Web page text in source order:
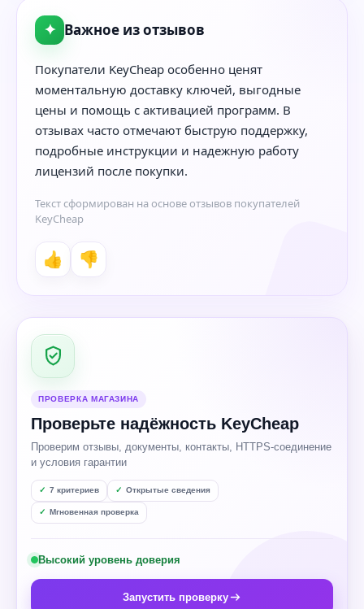
✦ Важное из отзывов
Покупатели KeyCheap особенно ценят
моментальную доставку ключей, выгодные
цены и помощь с активацией программ. В
отзывах часто отмечают быструю поддержку,
подробные инструкции и надежную работу
лицензий после покупки.
Текст сформирован на основе отзывов покупателей
KeyCheap
👍 👎
ПРОВЕРКА МАГАЗИНА
Проверьте надёжность KeyCheap
Проверим отзывы, документы, контакты, HTTPS-соединение
и условия гарантии
7 критериев Открытые сведения
Мгновенная проверка
Высокий уровень доверия
Запустить проверку